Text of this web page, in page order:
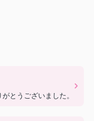
とうございました。